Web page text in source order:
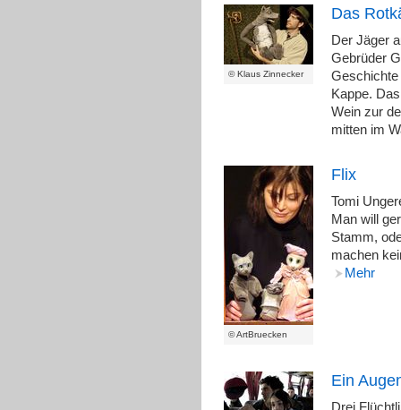
© Klaus Zinnecker
Das
Der Jäger
Gebrüder
Geschichte
Kappe.
Wein zur
mitten im
© ArtBruecken
Flix
Tomi
Man will
Stamm,
machen
Mehr
Ein